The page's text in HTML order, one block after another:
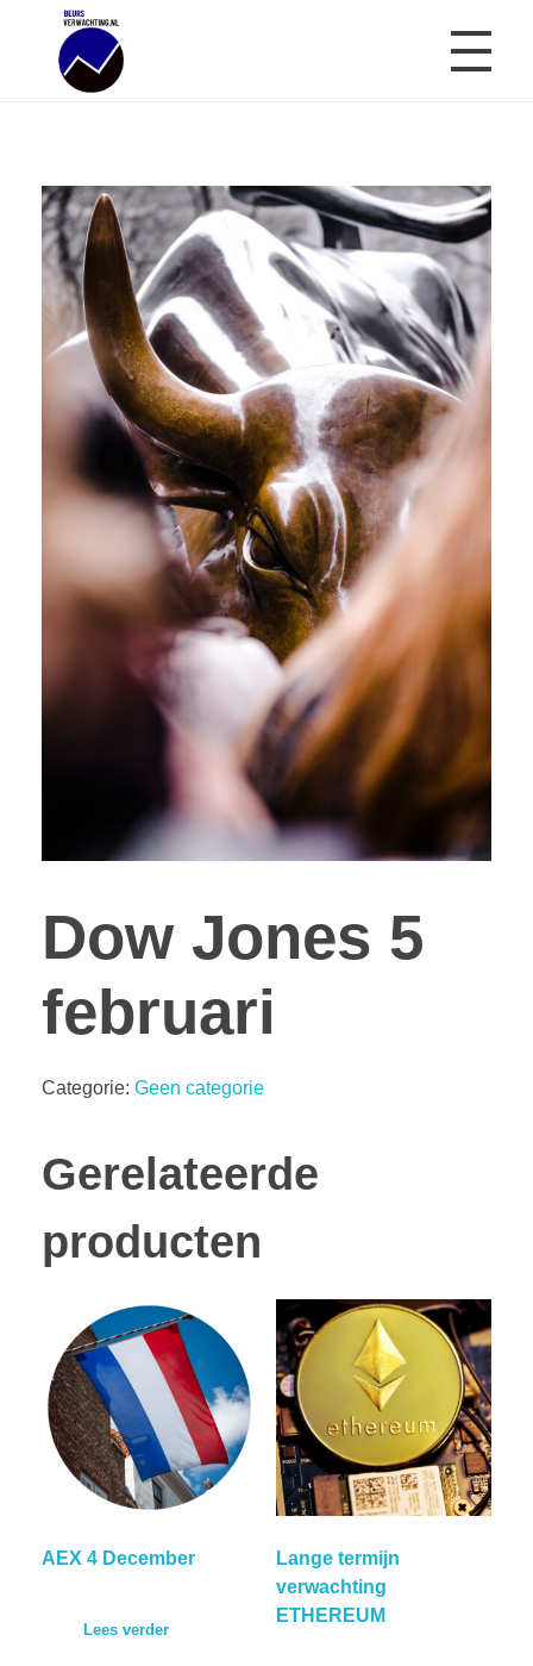
Dow Jones 5
februari
Categorie: Geen categorie
Gerelateerde
producten
AEX 4 December
Lees verder
Lange termijn
verwachting
ETHEREUM